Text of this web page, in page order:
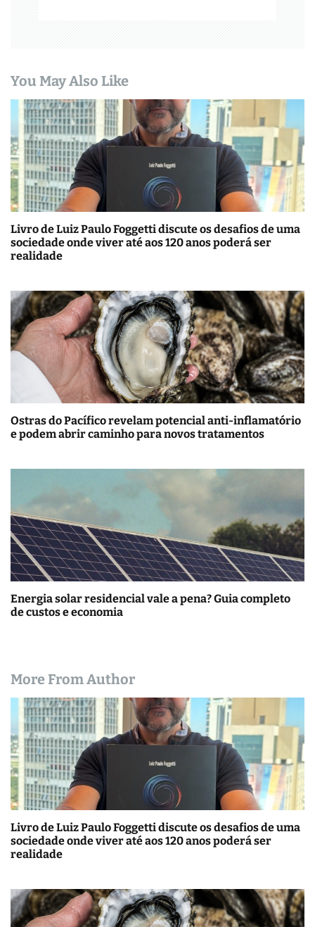
You May Also Like
Livro de Luiz Paulo Foggetti discute os desafios de uma
sociedade onde viver até aos 120 anos poderá ser
realidade
Ostras do Pacífico revelam potencial anti-inflamatório
e podem abrir caminho para novos tratamentos
Energia solar residencial vale a pena? Guia completo
de custos e economia
More From Author
Livro de Luiz Paulo Foggetti discute os desafios de uma
sociedade onde viver até aos 120 anos poderá ser
realidade